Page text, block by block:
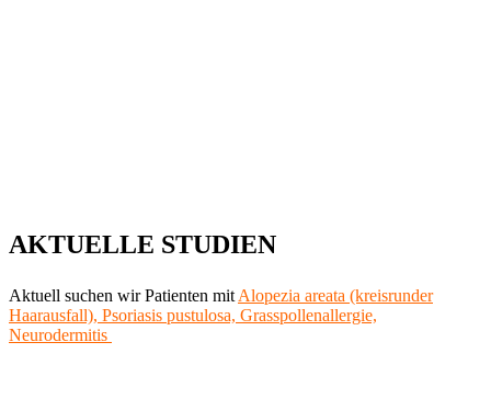
AKTUELLE STUDIEN
Aktuell suchen wir Patienten mit Alopezia areata (kreisrunder
Haarausfall), Psoriasis pustulosa, Grasspollenallergie,
Neurodermitis